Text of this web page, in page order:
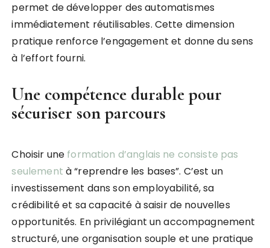
permet de développer des automatismes
immédiatement réutilisables. Cette dimension
pratique renforce l’engagement et donne du sens
à l’effort fourni.
Une compétence durable pour
sécuriser son parcours
Choisir une formation d’anglais ne consiste pas
seulement à “reprendre les bases”. C’est un
investissement dans son employabilité, sa
crédibilité et sa capacité à saisir de nouvelles
opportunités. En privilégiant un accompagnement
structuré, une organisation souple et une pratique